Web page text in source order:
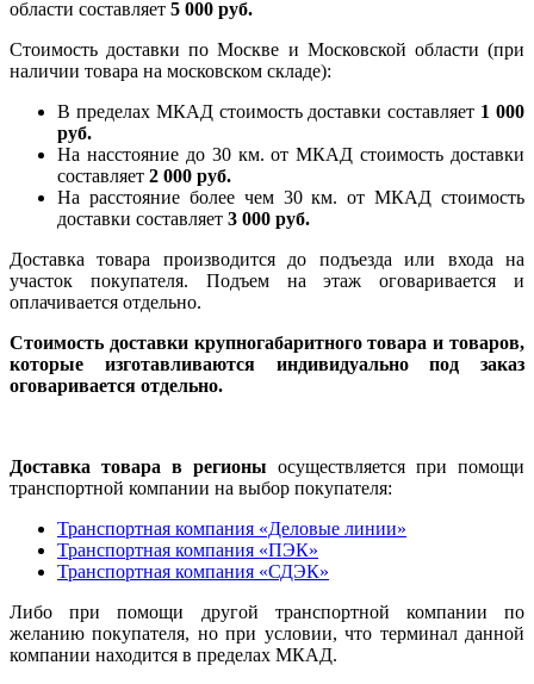
области составляет 5 000 руб.
Стоимость доставки по Москве и Московской области (при
наличии товара на московском складе):
В пределах МКАД стоимость доставки составляет 1 000
руб.
На насcтояние до 30 км. от МКАД стоимость доставки
составляет 2 000 руб.
На расстояние более чем 30 км. от МКАД стоимость
доставки составляет 3 000 руб.
Доставка товара производится до подъезда или входа на
участок покупателя. Подъем на этаж оговаривается и
оплачивается отдельно.
Стоимость доставки крупногабаритного товара и товаров,
которые изготавливаются индивидуально под заказ
оговаривается отдельно.
Доставка товара в регионы осуществляется при помощи
транспортной компании на выбор покупателя:
Транспортная компания «Деловые линии»
Транспортная компания «ПЭК»
Транспортная компания «СДЭК»
Либо при помощи другой транспортной компании по
желанию покупателя, но при условии, что терминал данной
компании находится в пределах МКАД.